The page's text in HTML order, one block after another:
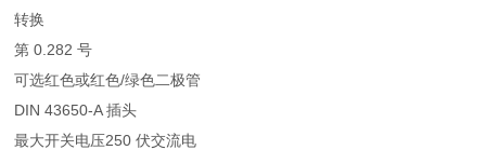
转换
第 0.282 号
可选红色或红色/绿色二极管
DIN 43650-A 插头
最大开关电压250 伏交流电